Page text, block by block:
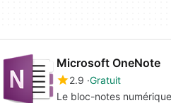
Microsoft OneNote
2.9 Gratuit
Le bloc-notes